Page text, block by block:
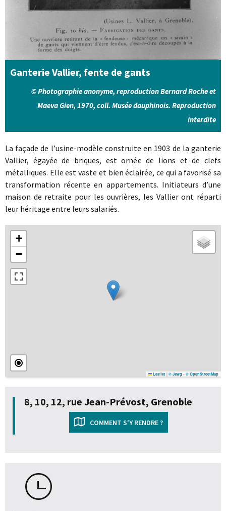
Ganterie Vallier, fente de gants
© Photographie anonyme, reproduction Bernard Roche et
Maeva Gien, 1970, coll. Musée dauphinois. Reproduction
interdite
La façade de l’usine-modèle construite en 1903 de la ganterie
Vallier, égayée de briques, est ornée de lions et de clefs
métalliques. Elle est vaste et bien éclairée, ce qui a favorisé sa
transformation récente en appartements. Initiateurs d’une
maison de retraite pour les ouvrières, les Vallier ont réparti
leur héritage entre leurs salariés.
+
−
Leaflet | © Jawg - © OpenStreetMap
8, 10, 12, rue Jean-Prévost, Grenoble
COMMENT S'Y RENDRE ?